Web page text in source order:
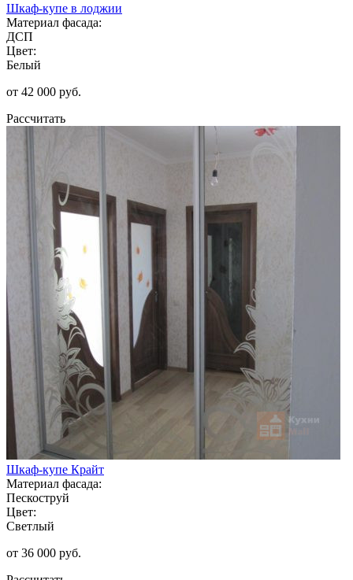
Шкаф-купе в лоджии
Материал фасада:
ДСП
Цвет:
Белый
от 42 000 руб.
Рассчитать
Шкаф-купе Крайт
Материал фасада:
Пескоструй
Цвет:
Светлый
от 36 000 руб.